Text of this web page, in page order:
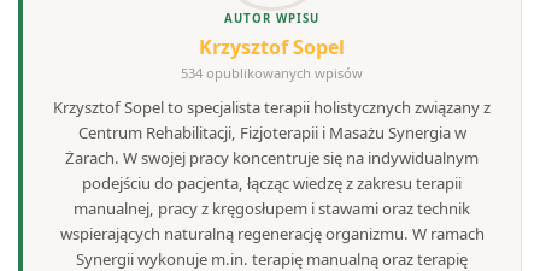
AUTOR WPISU
Krzysztof Sopel
534 opublikowanych wpisów
Krzysztof Sopel to specjalista terapii holistycznych związany z
Centrum Rehabilitacji, Fizjoterapii i Masażu Synergia w
Żarach. W swojej pracy koncentruje się na indywidualnym
podejściu do pacjenta, łącząc wiedzę z zakresu terapii
manualnej, pracy z kręgosłupem i stawami oraz technik
wspierających naturalną regenerację organizmu. W ramach
Synergii wykonuje m.in. terapię manualną oraz terapię